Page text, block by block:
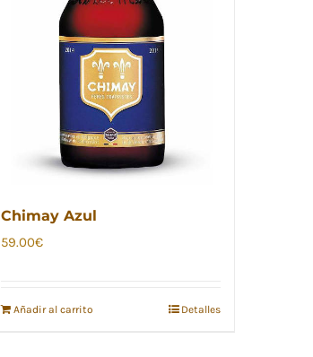
Chimay Azul
59.00€
Añadir al carrito Detalles